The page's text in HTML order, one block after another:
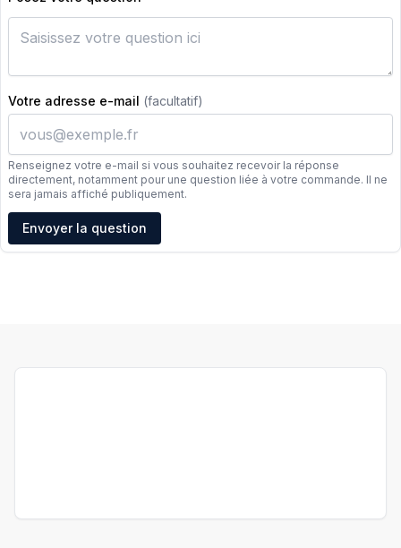
Votre adresse e-mail (facultatif)
Renseignez votre e-mail si vous souhaitez recevoir la réponse
directement, notamment pour une question liée à votre commande. Il ne
sera jamais affiché publiquement.
Adresse e-mail
Envoyer la question